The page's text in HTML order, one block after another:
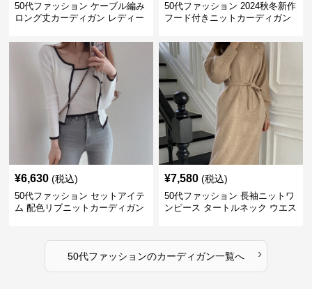
50代ファッション ケーブル編み
ロング丈カーディガン レディー
50代ファッション 2024秋冬新作
フード付きニットカーディガン
¥6,630 (税込)
50代ファッション セットアイテ
ム 配色リブニットカーディガン
¥7,580 (税込)
50代ファッション 長袖ニットワ
ンピース タートルネック ウエス
50代ファッションのカーディガン一覧へ ›